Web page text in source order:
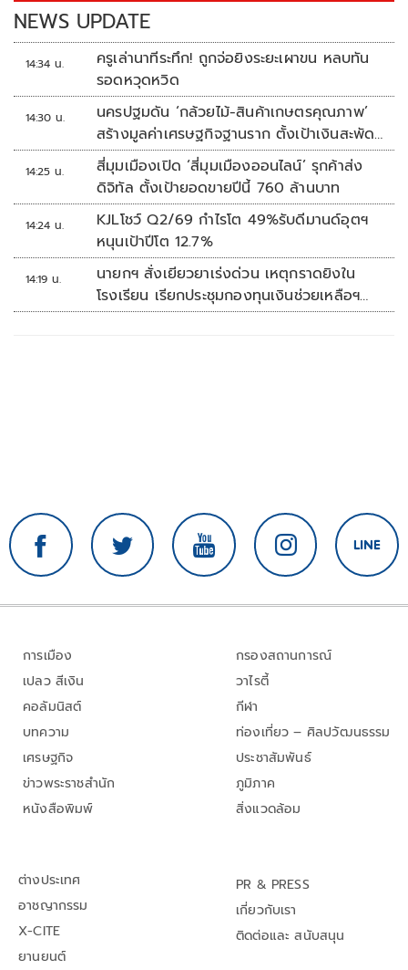
NEWS UPDATE
14:34 น.
ครูเล่านาทีระทึก! ถูกจ่อยิงระยะเผาขน หลบทัน
รอดหวุดหวิด
14:30 น.
นครปฐมดัน ‘กล้วยไม้-สินค้าเกษตรคุณภาพ’
สร้างมูลค่าเศรษฐกิจฐานราก ตั้งเป้าเงินสะพัด
10 ล้านบาท
14:25 น.
สี่มุมเมืองเปิด ‘สี่มุมเมืองออนไลน์’ รุกค้าส่ง
ดิจิทัล ตั้งเป้ายอดขายปีนี้ 760 ล้านบาท
14:24 น.
KJLโชว์ Q2/69 กำไรโต 49%รับดีมานด์อุตฯ
หนุนเป้าปีโต 12.7%
14:19 น.
นายกฯ สั่งเยียวยาเร่งด่วน เหตุกราดยิงใน
โรงเรียน เรียกประชุมกองทุนเงินช่วยเหลือฯ
ทันที
การเมือง
เปลว สีเงิน
คอลัมนิสต์
บทความ
เศรษฐกิจ
ข่าวพระราชสำนัก
หนังสือพิมพ์
กรองสถานการณ์
วาไรตี้
กีฬา
ท่องเที่ยว – ศิลปวัฒนธรรม
ประชาสัมพันธ์
ภูมิภาค
สิ่งแวดล้อม
ต่างประเทศ
อาชญากรรม
X-CITE
ยานยนต์
PR & PRESS
เกี่ยวกับเรา
ติดต่อและ สนับสนุน